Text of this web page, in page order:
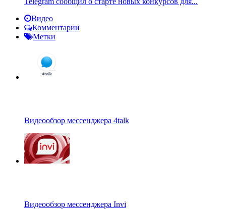
Видео
Комментарии
Метки
Видеообзор мессенджера 4talk
Видеообзор мессенджера Invi